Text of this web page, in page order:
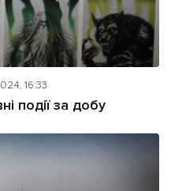
16:33
події за добу